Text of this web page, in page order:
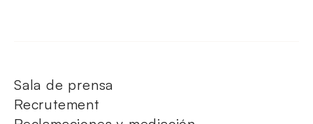
Sala de prensa
Recrutement